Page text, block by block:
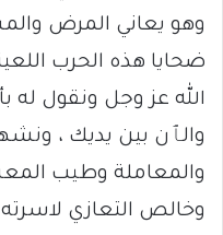
وهو يعاني المرض
ضحايا هذه الحرب
الله عز وجل ونقول له
والٱن بين يديك ،
والمعاملة وطيب
وخالص التعازي